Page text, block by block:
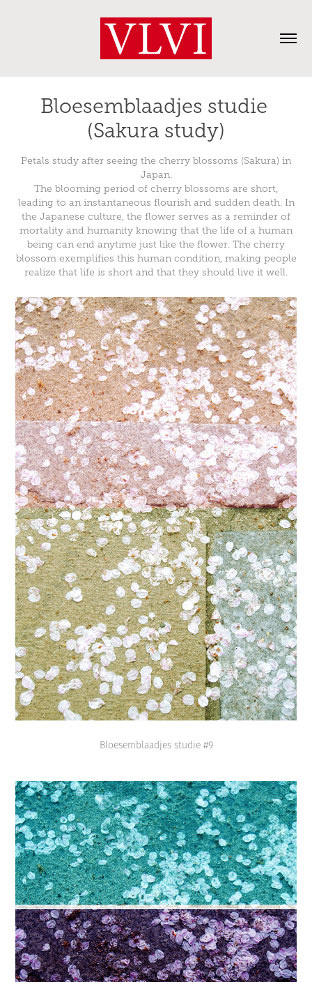
Bloesemblaadjes studie
(Sakura study)
Petals study after seeing the cherry blossoms (Sakura) in
Japan.
The blooming period of cherry blossoms are short,
leading to an instantaneous flourish and sudden death. In
the Japanese culture, the flower serves as a reminder of
mortality and humanity knowing that the life of a human
being can end anytime just like the flower. The cherry
blossom exemplifies this human condition, making people
realize that life is short and that they should live it well.
Bloesemblaadjes studie #9